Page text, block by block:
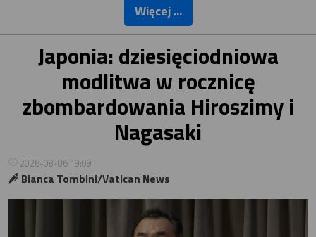
Więcej ...
Japonia: dziesięciodniowa
modlitwa w rocznicę
zbombardowania Hiroszimy i
Nagasaki
2026-08-06 19:09
Bianca Tombini/Vatican News